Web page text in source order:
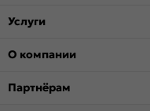
Услуги
О компании
Партнёрам